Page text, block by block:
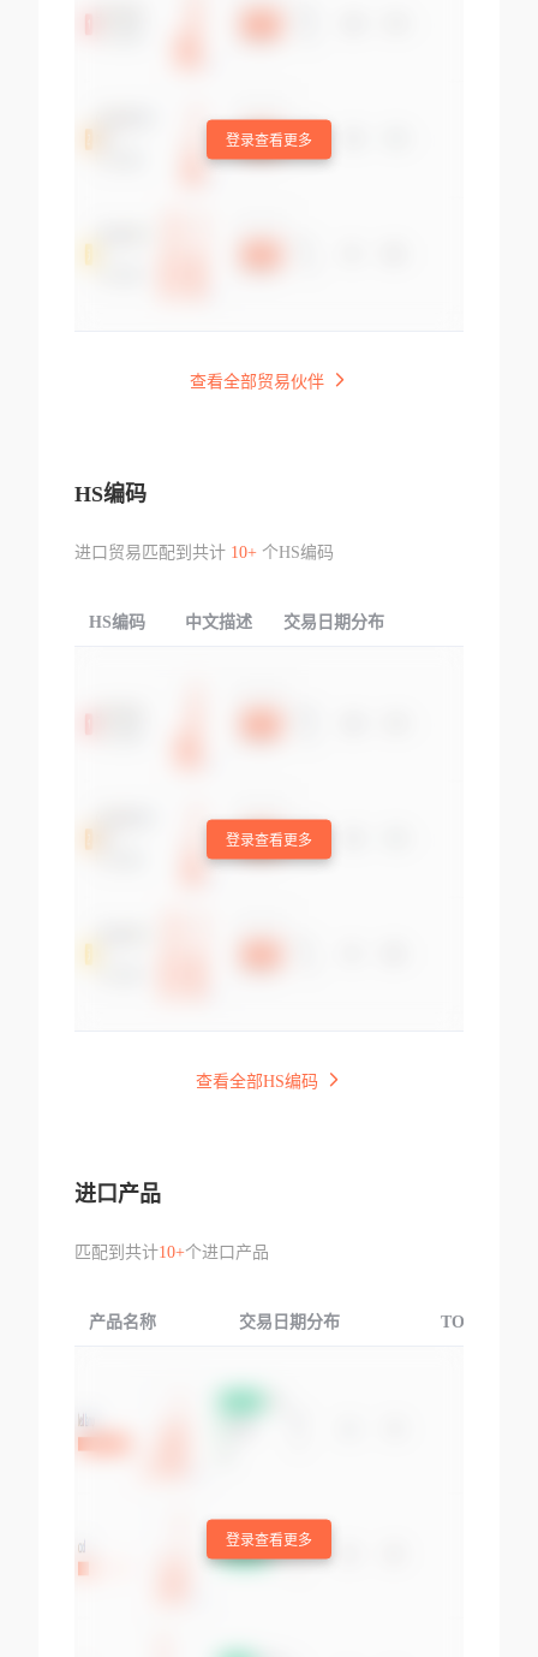
登录查看更多
查看全部贸易伙伴
HS编码
进口贸易匹配到共计 10+个HS编码
HS编码 中文描述 交易日期分布
登录查看更多
查看全部HS编码
进口产品
匹配到共计10+个进口产品
产品名称 交易日期分布 TOP3交易国
登录查看更多